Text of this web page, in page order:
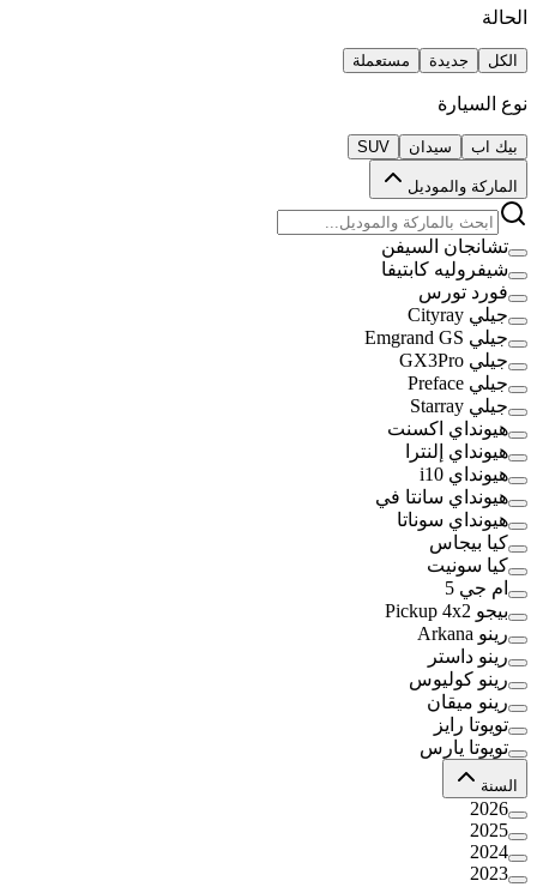
الحالة
الكل جديدة مستعملة
نوع السيارة
بيك اب سيدان SUV
الماركة والموديل
تشانجان السيفن
شيفروليه كابتيفا
فورد تورس
جيلي Cityray
جيلي Emgrand GS
جيلي GX3Pro
جيلي Preface
جيلي Starray
هيونداي اكسنت
هيونداي إلنترا
هيونداي i10
هيونداي سانتا في
هيونداي سوناتا
كيا بيجاس
كيا سونيت
ام جي 5
بيجو Pickup 4x2
رينو Arkana
رينو داستر
رينو كوليوس
رينو ميقان
تويوتا رايز
تويوتا يارس
السنة
2026
2025
2024
2023